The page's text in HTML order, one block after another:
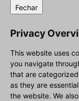
Fechar
Privacy
This website uses
you navigate
that are
as they are
the website. We